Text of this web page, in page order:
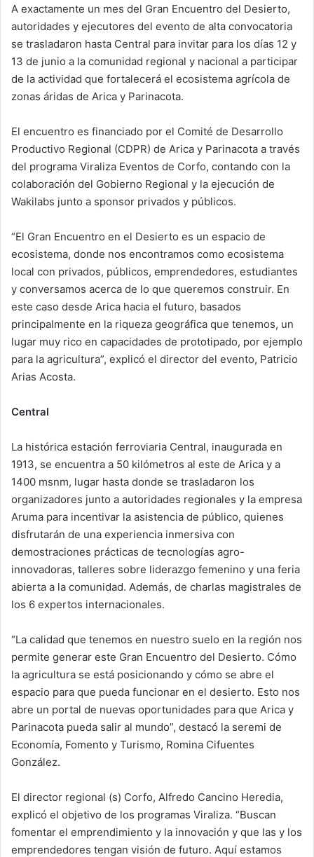
A exactamente un mes del Gran Encuentro del Desierto,
autoridades y ejecutores del evento de alta convocatoria
se trasladaron hasta Central para invitar para los días 12 y
13 de junio a la comunidad regional y nacional a participar
de la actividad que fortalecerá el ecosistema agrícola de
zonas áridas de Arica y Parinacota.
El encuentro es financiado por el Comité de Desarrollo
Productivo Regional (CDPR) de Arica y Parinacota a través
del programa Viraliza Eventos de Corfo, contando con la
colaboración del Gobierno Regional y la ejecución de
Wakilabs junto a sponsor privados y públicos.
“El Gran Encuentro en el Desierto es un espacio de
ecosistema, donde nos encontramos como ecosistema
local con privados, públicos, emprendedores, estudiantes
y conversamos acerca de lo que queremos construir. En
este caso desde Arica hacia el futuro, basados
principalmente en la riqueza geográfica que tenemos, un
lugar muy rico en capacidades de prototipado, por ejemplo
para la agricultura”, explicó el director del evento, Patricio
Arias Acosta.
Central
La histórica estación ferroviaria Central, inaugurada en
1913, se encuentra a 50 kilómetros al este de Arica y a
1400 msnm, lugar hasta donde se trasladaron los
organizadores junto a autoridades regionales y la empresa
Aruma para incentivar la asistencia de público, quienes
disfrutarán de una experiencia inmersiva con
demostraciones prácticas de tecnologías agro-
innovadoras, talleres sobre liderazgo femenino y una feria
abierta a la comunidad. Además, de charlas magistrales de
los 6 expertos internacionales.
“La calidad que tenemos en nuestro suelo en la región nos
permite generar este Gran Encuentro del Desierto. Cómo
la agricultura se está posicionando y cómo se abre el
espacio para que pueda funcionar en el desierto. Esto nos
abre un portal de nuevas oportunidades para que Arica y
Parinacota pueda salir al mundo”, destacó la seremi de
Economía, Fomento y Turismo, Romina Cifuentes
González.
El director regional (s) Corfo, Alfredo Cancino Heredia,
explicó el objetivo de los programas Viraliza. “Buscan
fomentar el emprendimiento y la innovación y que las y los
emprendedores tengan visión de futuro. Aquí estamos